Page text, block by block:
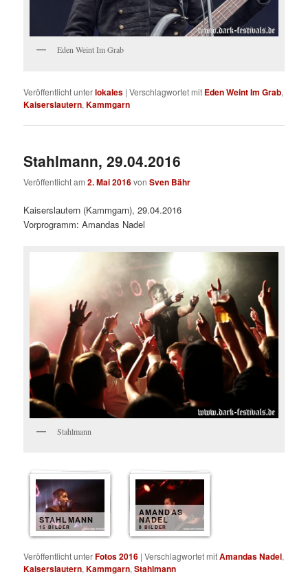
Eden Weint Im Grab
Veröffentlicht unterlokales |Verschlagwortet mit Eden Weint Im Grab,
Kaiserslautern,Kammgarn
Stahlmann, 29.04.2016
Veröffentlicht am2. Mai 2016vonSven Bähr
Kaiserslautern (Kammgarn), 29.04.2016
Vorprogramm: Amandas Nadel
Stahlmann
STAHLMANN
15 BILDER
AMANDAS
NADEL
8 BILDER
Veröffentlicht unterFotos 2016 |Verschlagwortet mitAmandas Nadel,
Kaiserslautern,Kammgarn,Stahlmann